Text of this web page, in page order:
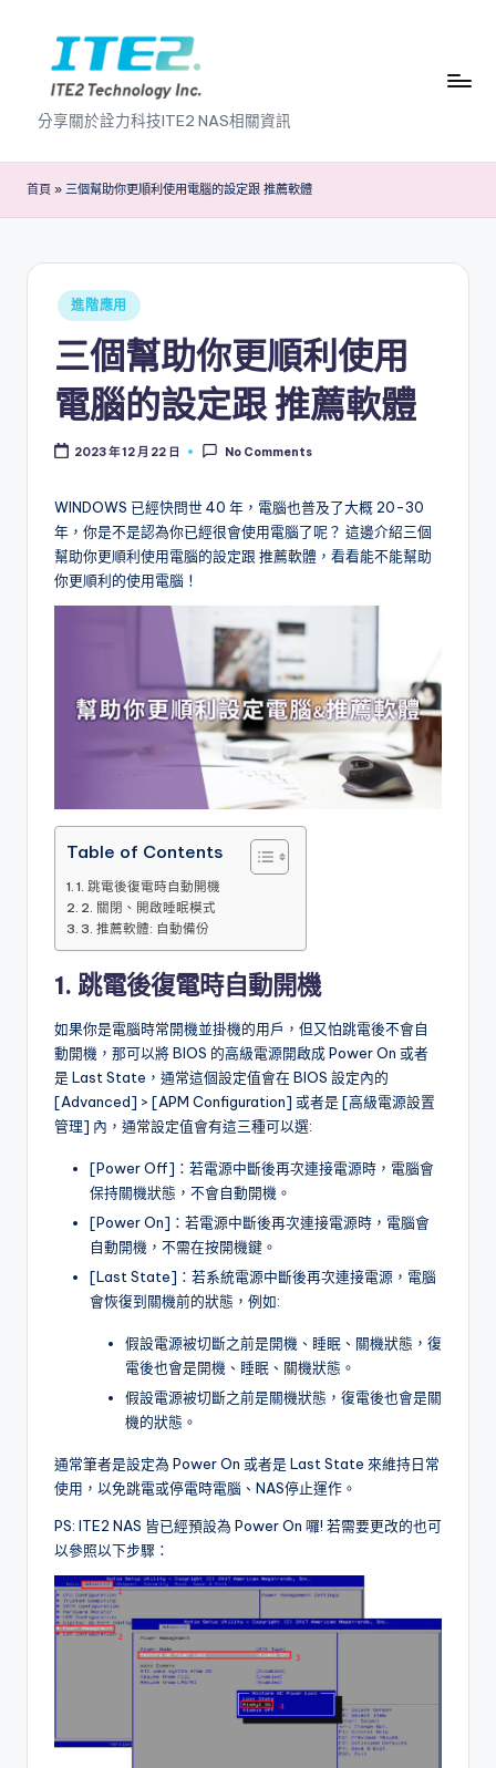
content
I
T
E
N
0
o
分享關於詮力科技ITE2 NAS相關資訊
首頁 » 三個幫助你更順利使用電腦的設定跟 推薦軟體
Posted
in
進階應用
三個幫助你更順利使用
電腦的設定跟 推薦軟體
2023 年 12 月 22 日 No Comments
WINDOWS 已經快問世 40 年，電腦也普及了大概 20-30
年，你是不是認為你已經很會使用電腦了呢？ 這邊介紹三個
幫助你更順利使用電腦的設定跟 推薦軟體，看看能不能幫助
你更順利的使用電腦！
Table of Contents
1. 跳電後復電時自動開機
2. 關閉、開啟睡眠模式
3. 推薦軟體: 自動備份
1. 跳電後復電時自動開機
如果你是電腦時常開機並掛機的用戶，但又怕跳電後不會自
動開機，那可以將 BIOS 的高級電源開啟成 Power On 或者
是 Last State，通常這個設定值會在 BIOS 設定內的
[Advanced] > [APM Configuration] 或者是 [高級電源設置
管理] 內，通常設定值會有這三種可以選:
[Power Off]：若電源中斷後再次連接電源時，電腦會
保持關機狀態，不會自動開機。
[Power On]：若電源中斷後再次連接電源時，電腦會
自動開機，不需在按開機鍵。
[Last State]：若系統電源中斷後再次連接電源，電腦
會恢復到關機前的狀態，例如:
假設電源被切斷之前是開機、睡眠、關機狀態，復
電後也會是開機、睡眠、關機狀態。
假設電源被切斷之前是關機狀態，復電後也會是關
機的狀態。
通常筆者是設定為 Power On 或者是 Last State 來維持日常
使用，以免跳電或停電時電腦、NAS停止運作。
PS: ITE2 NAS 皆已經預設為 Power On 囉! 若需要更改的也可
以參照以下步驟：